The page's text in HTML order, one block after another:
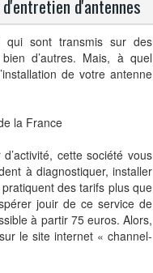
d'antennes
qui sont transmis sur des
d’autres. Mais, à quel
de votre antenne
la France
cette société vous
à diagnostiquer, installer
des tarifs plus que
jouir de ce service de
à partir 75 euros. Alors,
le site internet « channel-